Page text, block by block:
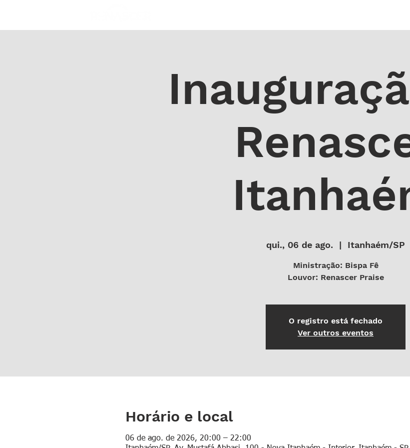
qui., 06 de ago.
  |
Itanhaém/SP
Ministração: Bispa Fê
Louvor: Renascer Praise
O registro está fechado
Ver outros eventos
Horário e local
06 de ago. de 2026, 20:00 – 22:00